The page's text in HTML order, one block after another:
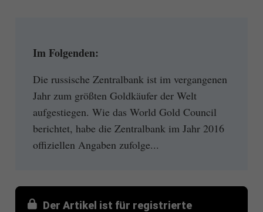
Im Folgenden:
Die russische Zentralbank ist im vergangenen
Jahr zum größten Goldkäufer der Welt
aufgestiegen. Wie das World Gold Council
berichtet, habe die Zentralbank im Jahr 2016
offiziellen Angaben zufolge...
Der Artikel ist für registrierte